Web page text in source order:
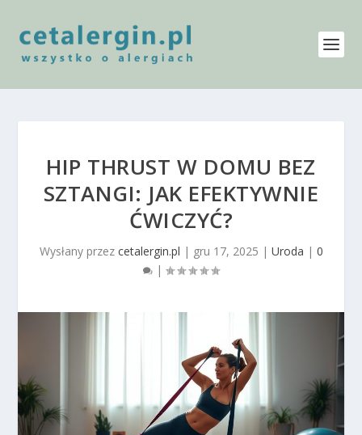
HIP THRUST W DOMU BEZ
SZTANGI: JAK EFEKTYWNIE
ĆWICZYĆ?
Wysłany przez cetalergin.pl | gru 17, 2025 | Uroda | 0
|